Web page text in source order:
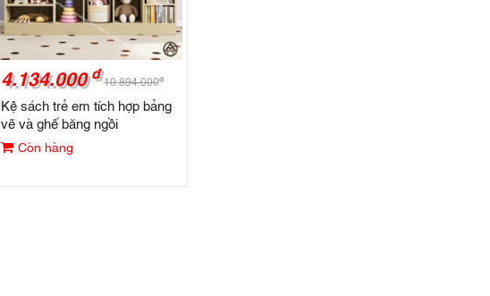
4.134.000 đ 10.894.000đ
Kệ sách trẻ em tích hợp bảng
vẽ và ghế băng ngồi
Còn hàng